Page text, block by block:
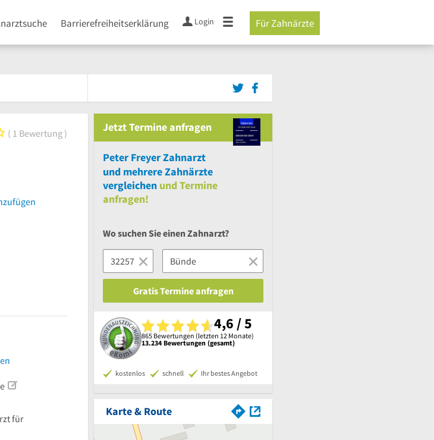
Barrierefreiheitserklärung Login Für Zahnärzte
4 von 5 Sternen
1 Bewertung
für
JetztTermine anfragen
Peter Freyer Zahnarzt
und mehrereZahnärzte
vergleichen undTermine
anfragen!
Wo suchen Sie einen Zahnarzt?
Gratis Termine anfragen
4,6 / 5
865 Bewertungen (letzten 12 Monate)
13.234 Bewertungen (gesamt)
kostenlos schnell Ihr bestes Angebot
Karte & Route